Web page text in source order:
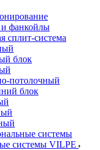
фанкойлы
сплит-система
блок
потолочный
блок
системы
системы VILPE